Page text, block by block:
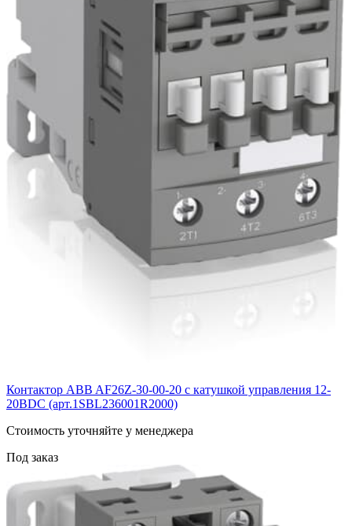
Контактор ABB AF26Z-30-00-20 с катушкой управления 12-
20BDC (арт.1SBL236001R2000)
Cтоимость уточняйте у менеджера
Под заказ